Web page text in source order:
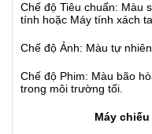
Chế độ Tiêu chuẩn: Màu
tính hoặc Máy tính xách
Chế độ Ảnh: Màu tự
Chế độ Phim: Màu bão
trong môi trường tối.
Máy chiếu